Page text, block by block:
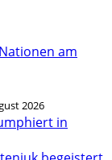
am
2026
in